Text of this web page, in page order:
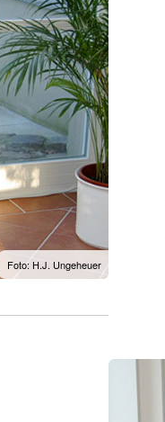
Foto: H.J. Ungeheuer